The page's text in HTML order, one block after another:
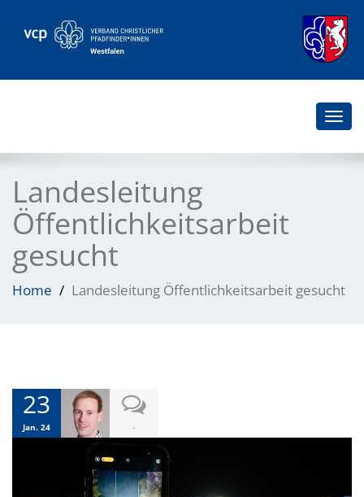
Landesleitung
Öffentlichkeitsarbeit
gesucht
Home Landesleitung Öffentlichkeitsarbeit gesucht
23
Jan. 24 -